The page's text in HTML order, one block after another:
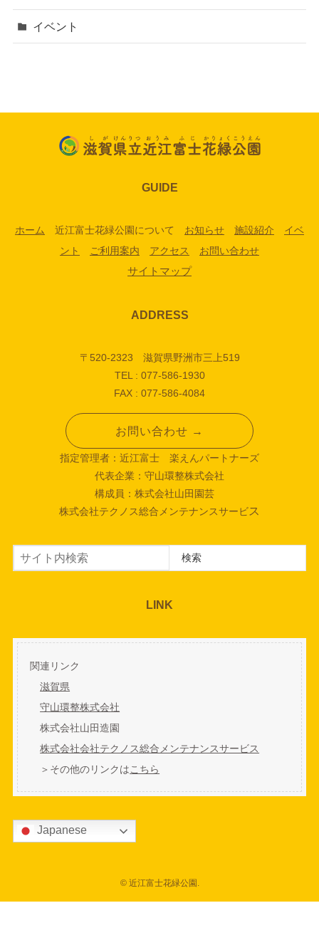
イベント
GUIDE
ホーム 近江富士花緑公園について お知らせ 施設紹介
イベ
ント
ご利用案内 アクセス
お問い合わせ
サイトマップ
ADDRESS
〒520-2323 滋賀県野洲市三上519
TEL : 077-586-1930
FAX : 077-586-4084
お問い合わせ →
指定管理者：近江富士 楽えんパートナーズ
代表企業：守山環整株式会社
構成員：株式会社山田園芸
株式会社テクノス総合メンテナンスサービス
検索 検索
LINK
関連リンク
滋賀県
守山環整株式会社
株式会社山田造園
株式会社会社テクノス総合メンテナンスサービス
＞その他のリンクはこちら
Japanese
©近江富士花緑公園.